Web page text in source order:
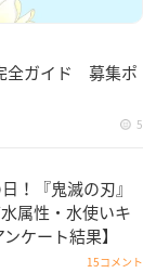
全ガイド 募集ポ
5
！『鬼滅の刃』
属性・水使いキ
ケート結果】
15コメント